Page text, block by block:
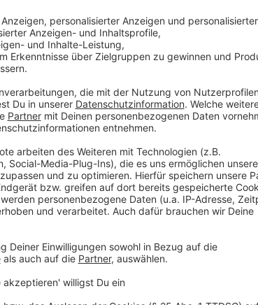
Anzeige
"Ich bin überglücklich über die TENSION TOUR
und wilde Momente mit Fans auf der ganzen
zu feiern! Es war bisher ein aufregender Ritt
Nahaufnahme, denn ich werde Lights, Camera,
Menge Padaming geben!"
Auch bei uns in NRW wird Kyle einen Stopp
auf.
Die Single von Kylie Minogue "Lights